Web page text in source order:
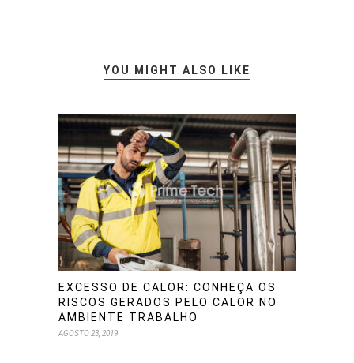
YOU MIGHT ALSO LIKE
EXCESSO DE CALOR: CONHEÇA OS
RISCOS GERADOS PELO CALOR NO
AMBIENTE TRABALHO
AGOSTO 23, 2019